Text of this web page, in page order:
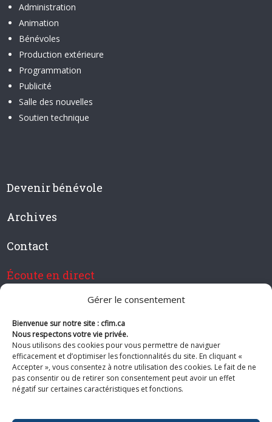
Gérer le consentement
Bienvenue sur notre site : cfim.ca
Nous respectons votre vie privée.
Nous utilisons des cookies pour vous permettre de naviguer
efficacement et d’optimiser les fonctionnalités du site. En cliquant «
Accepter », vous consentez à notre utilisation des cookies. Le fait de ne
pas consentir ou de retirer son consentement peut avoir un effet
négatif sur certaines caractéristiques et fonctions.
Administration
Animation
Bénévoles
Production extérieure
Programmation
Publicité
Salle des nouvelles
Soutien technique
Devenir bénévole
Archives
Contact
Écoute en direct
Devenir membre de CFIM
Suivez-nous